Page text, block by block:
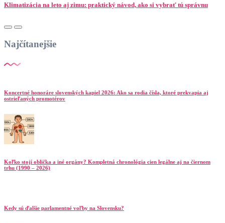
Klimatizácia na leto aj zimu: praktický návod, ako si vybrať tú správnu
Najčítanejšie
Koncertné honoráre slovenských kapiel 2026: Ako sa rodia čísla, ktoré prekvapia aj
ostrieľaných promotérov
Koľko stojí oblička a iné orgány? Kompletná chronológia cien legálne aj na čiernom
trhu (1990 – 2026)
Kedy sú ďalšie parlamentné voľby na Slovensku?